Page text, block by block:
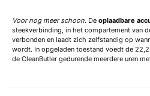
Voor nog meer schoon. De oplaadbare
steekverbinding, in het compartement van
verbonden en laadt zich zelfstandig op
wordt. In opgeladen toestand voedt de
de CleanButler gedurende meerdere uren